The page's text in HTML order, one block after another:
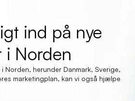
ind på nye
i Norden
Norden, herunder Danmark, Sverige,
marketingplan, kan vi også hjælpe